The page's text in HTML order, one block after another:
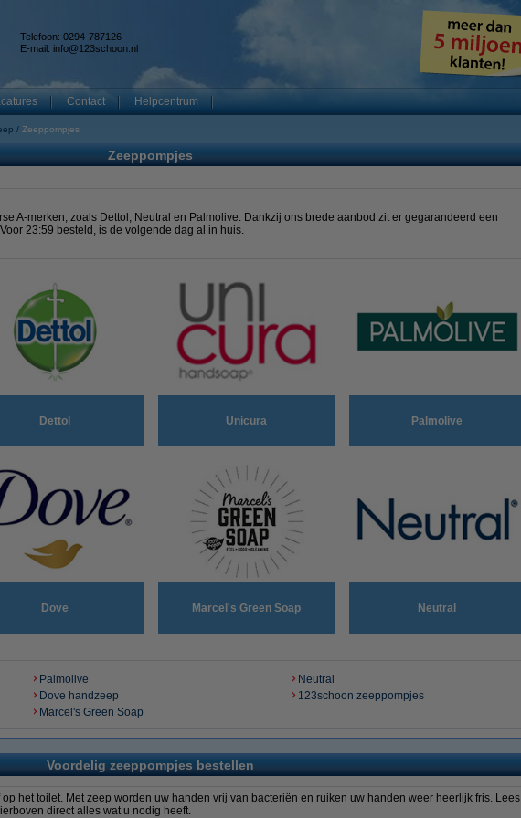
Telefoon: 0294-787126
E-mail: info@123schoon.nl
Contact Helpcentrum
Zeeppompjes
Zeeppompjes
A-merken, zoals Dettol, Neutral en Palmolive. Dankzij ons brede aanbod zit er gegarandeerd een
23:59 besteld, is de volgende dag al in huis.
Dettol Unicura Palmolive
Dove Marcel's Green Soap Neutral
Palmolive
Dove handzeep
Marcel's Green Soap
Neutral
123schoon zeeppompjes
Voordelig zeeppompjes bestellen
het toilet. Met zeep worden uw handen vrij van bacteriën en ruiken uw handen weer heerlijk fris. Lees
direct alles wat u nodig heeft.